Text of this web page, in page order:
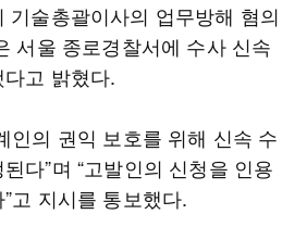
기술총괄이사의 업무방해 혐의
서울 종로경찰서에 수사 신속
고 밝혔다.
인의 권익 보호를 위해 신속 수
다”며 “고발인의 신청을 인용
고 지시를 통보했다.